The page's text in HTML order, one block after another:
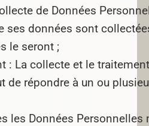
de Données
ses données sont
le seront ;
: La collecte et le
de répondre à un ou
les Données Personnelles